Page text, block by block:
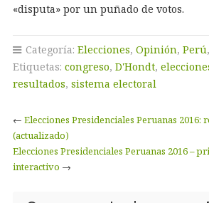
«disputa» por un puñado de votos.
Categoría: Elecciones, Opinión, Perú,
Etiquetas: congreso, D'Hondt,
resultados, sistema electoral
← Elecciones Presidenciales Peruanas 2016:
(actualizado)
Elecciones Presidenciales Peruanas 2016 –
interactivo →